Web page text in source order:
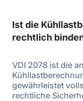
Ist die
rechtlich
VDI 2078 ist die
gewährleistet
rechtliche